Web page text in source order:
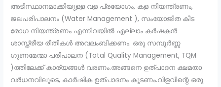
അടിസ്ഥാനമാക്കിയുള്ള വള പ്രയോഗം, കള നിയന്ത്രണം,
ജലപരിപാലനം (Water Management ), സംയോജിത കീട
രോഗ നിയന്ത്രണം എന്നിവയിൽ എല്ലാം കർഷകൻ
ശാസ്ത്രീയ രീതികൾ അവലംബിക്കണം. ഒരു സമ്പൂർണ്ണ
ഗുണമേന്മാ പരിപാലന (Total Quality Management, TQM
)ത്തിലേക്ക് കാര്യങ്ങൾ വരണം.അങ്ങനെ ഉത്പാദന ക്ഷമതാ
വർധനവിലൂടെ, കാർഷിക ഉത്പാദനം കൂടണം.വിളവിന്റെ ഒരു